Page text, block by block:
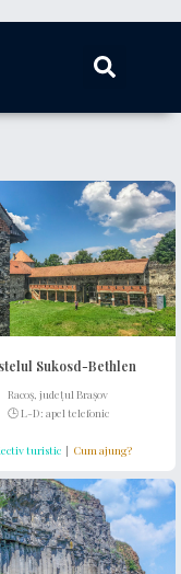
Sukosd-Bethlen
Racoș, județul Brașov
🕒 L-D: apel telefonic
turistic | Cum ajung?